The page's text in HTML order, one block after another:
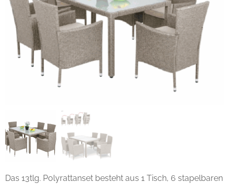
Das 13tlg. Polyrattanset besteht aus 1 Tisch, 6 stapelbaren